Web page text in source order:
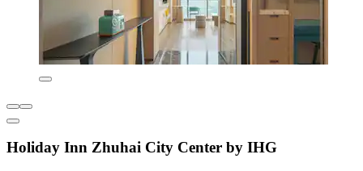
Holiday Inn Zhuhai City Center by IHG